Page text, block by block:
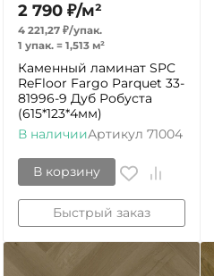
2 790 ₽/м²
4 221,27 ₽/упак.
1 упак. = 1,513 м²
Каменный ламинат SPC
ReFloor Fargo Parquet 33-
81996-9 Дуб Робуста
(615*123*4мм)
В наличииАртикул 71004
В корзину
Быстрый заказ